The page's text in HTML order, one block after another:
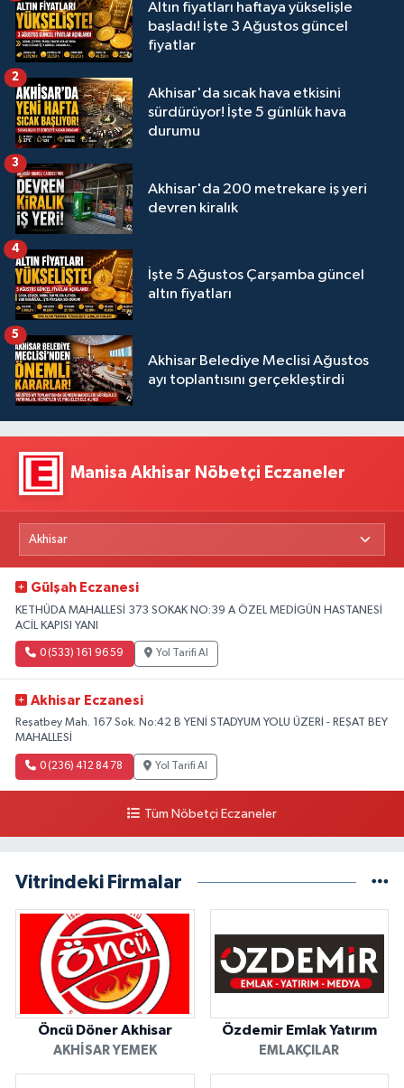
Altın fiyatları haftaya yükselişle
başladı! İşte 3 Ağustos güncel
fiyatlar
Akhisar'da sıcak hava etkisini
sürdürüyor! İşte 5 günlük hava
durumu
2
Akhisar'da 200 metrekare iş yeri
devren kiralık
3
İşte 5 Ağustos Çarşamba güncel
altın fiyatları
4
Akhisar Belediye Meclisi Ağustos
ayı toplantısını gerçekleştirdi
5
Manisa Akhisar Nöbetçi Eczaneler
Gülşah Eczanesi
KETHÜDA MAHALLESİ 373 SOKAK NO:39 A ÖZEL MEDİGÜN HASTANESİ
ACİL KAPISI YANI
0 (533) 161 96 59 Yol Tarifi Al
Akhisar Eczanesi
Reşatbey Mah. 167 Sok. No:42 B YENİ STADYUM YOLU ÜZERİ - REŞAT BEY
MAHALLESİ
0 (236) 412 84 78 Yol Tarifi Al
Tüm Nöbetçi Eczaneler
Vitrindeki Firmalar
Öncü Döner Akhisar
AKHISAR YEMEK
Özdemir Emlak Yatırım
EMLAKÇILAR